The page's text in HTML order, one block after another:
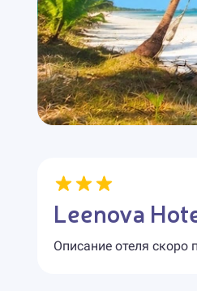
Leenova
Описание отеля скоро